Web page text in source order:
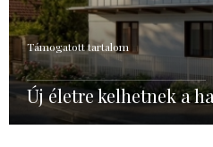
Támogatott tartalom
Új életre kelhetnek a